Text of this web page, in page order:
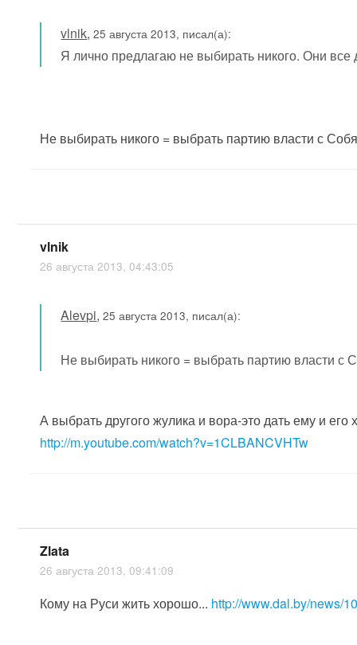
vlnik,25 августа 2013, писал(а):
Я лично предлагаю не выбирать никого. Они все
Не выбирать никого = выбрать партию власти с
vlnik
26 августа 2013, 04:43:05
Alevpi,25 августа 2013, писал(а):
Не выбирать никого = выбрать партию власти
А выбрать другого жулика и вора-это дать ему и
http://m.youtube.com/watch?v=1CLBANCVHTw
Zlata
26 августа 2013, 09:41:09
Кому на Руси жить хорошо... http://www.dal.by/news/